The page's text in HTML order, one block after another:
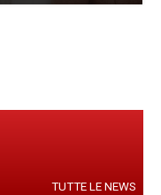
TUTTE LE NEWS